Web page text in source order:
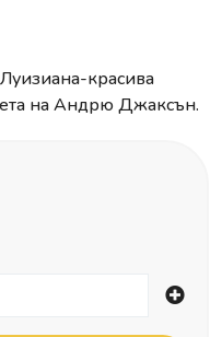
красива
на Андрю Джаксън.